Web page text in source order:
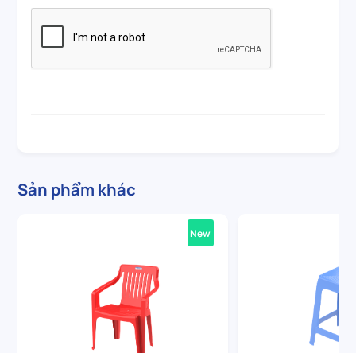
Sản phẩm khác
New